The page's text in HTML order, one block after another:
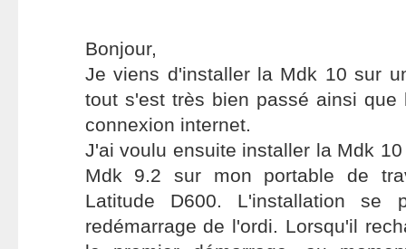
Bonjour,
Je viens d'installer la Mdk 10 sur
tout s'est très bien passé ainsi que
connexion internet.
J'ai voulu ensuite installer la Mdk
Mdk 9.2 sur mon portable de
Latitude D600. L'installation se
redémarrage de l'ordi. Lorsqu'il